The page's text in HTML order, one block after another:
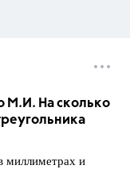
М.И. На сколько
миллиметрах и